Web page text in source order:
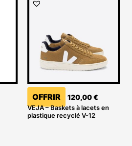
OFFRIR 120,00€
VEJA – Baskets à lacets en
plastique recyclé V-12